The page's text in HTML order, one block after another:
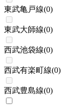
東武亀戸線(0)
東武大師線(0)
西武池袋線(0)
西武有楽町線(0)
西武豊島線(0)